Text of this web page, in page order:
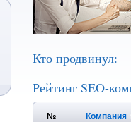
Кто продвинул:
Рейтинг SEO-
№ Компания